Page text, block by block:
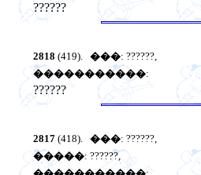
??????
2818 (419). ���: ??????,
�����������:
??????
2817(418). ���: ??????,
�����: ??????,